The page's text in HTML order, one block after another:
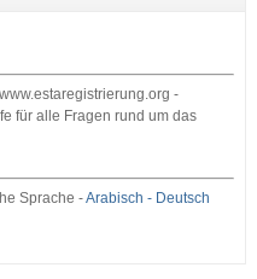
-
für alle Fragen rund um das
Sprache -Arabisch - Deutsch